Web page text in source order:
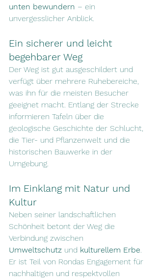
unten bewundern – ein
unvergesslicher Anblick.
Ein sicherer und leicht
begehbarer Weg
Der Weg ist gut ausgeschildert und
verfügt über mehrere Ruhebereiche,
was ihn für die meisten Besucher
geeignet macht. Entlang der Strecke
informieren Tafeln über die
geologische Geschichte der Schlucht,
die Tier- und Pflanzenwelt und die
historischen Bauwerke in der
Umgebung.
Im Einklang mit Natur und
Kultur
Neben seiner landschaftlichen
Schönheit betont der Weg die
Verbindung zwischen
Umweltschutz und kulturellem Erbe.
Er ist Teil von Rondas Engagement für
nachhaltigen und respektvollen